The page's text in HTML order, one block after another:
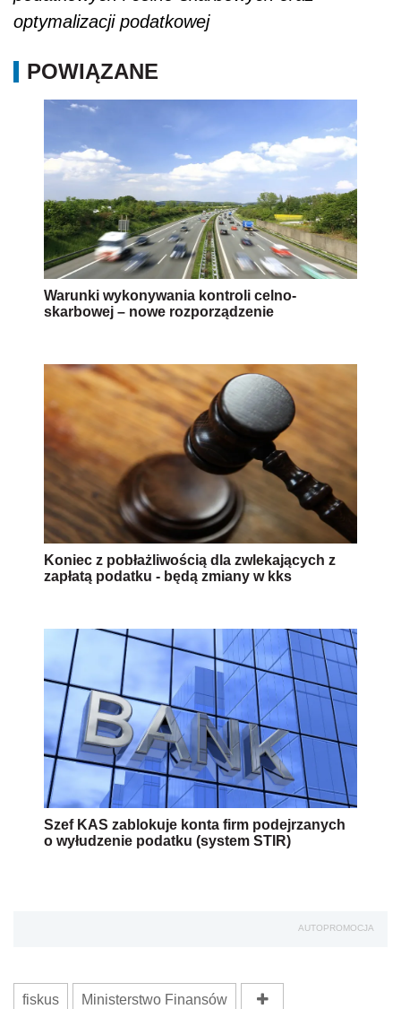
optymalizacji podatkowej
POWIĄZANE
Warunki wykonywania kontroli celno-
skarbowej – nowe rozporządzenie
Koniec z pobłażliwością dla zwlekających z
zapłatą podatku - będą zmiany w kks
Szef KAS zablokuje konta firm podejrzanych
o wyłudzenie podatku (system STIR)
AUTOPROMOCJA
fiskus Ministerstwo Finansów